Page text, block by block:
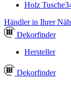
Holz Tusche
Händler in Ihrer
Dekorfinder
Hersteller
Dekorfinder